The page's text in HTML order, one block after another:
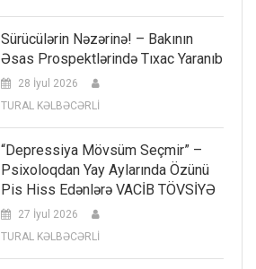
Sürücülərin Nəzərinə! – Bakının
Əsas Prospektlərində Tıxac Yaranıb
28 İyul 2026
TURAL KƏLBƏCƏRLİ
“Depressiya Mövsüm Seçmir” –
Psixoloqdan Yay Aylarında Özünü
Pis Hiss Edənlərə VACİB TÖVSİYƏ
27 İyul 2026
TURAL KƏLBƏCƏRLİ